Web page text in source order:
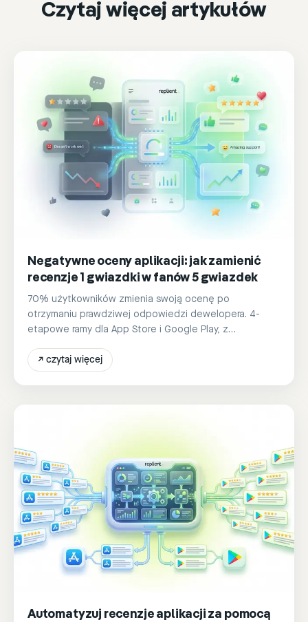
Czytaj więcej artykułów
Negatywne oceny aplikacji: jak zamienić
recenzje 1 gwiazdki w fanów 5 gwiazdek
70% użytkowników zmienia swoją ocenę po
otrzymaniu prawdziwej odpowiedzi dewelopera. 4-
etapowe ramy dla App Store i Google Play, z
↗ czytaj więcej
Automatyzuj recenzje aplikacji za pomocą